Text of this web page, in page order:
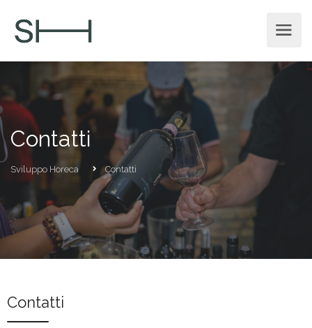
Contatti
Sviluppo Horeca Contatti
Contatti